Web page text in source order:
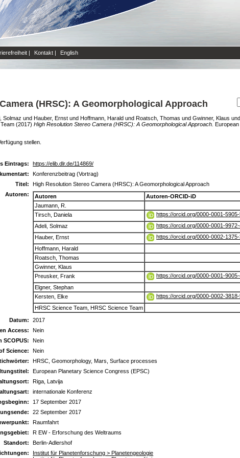
| Kontakt | English
(HRSC): A Geomorphological Approach
Solmaz und Hauber, Ernst und Hoffmann, Harald und Roatsch, Thomas und Gwinner, Klaus und
(2017) High Resolution Stereo Camera (HRSC): A Geomorphological Approach.
stellen.
Eintrags:
https://elib.dlr.de/114869/
Konferenzbeitrag (Vortrag)
Titel:
High Resolution Stereo Camera (HRSC): A Geomorphological Approach
Autoren:
Autoren
Autoren-ORCID-iD
Jaumann, R.
Tirsch, Daniela
https://orcid.org/0000-0001-
Adeli, Solmaz
https://orcid.org/0000-0001-
Hauber, Ernst
https://orcid.org/0000-0002-
Hoffmann, Harald
Roatsch, Thomas
Gwinner, Klaus
Preusker, Frank
https://orcid.org/0000-0001-
Elgner, Stephan
Kersten, Elke
https://orcid.org/0000-0002-
HRSC Science Team, HRSC Science Team
Datum:
2017
Access:
Nein
SCOPUS:
Nein
Science:
Nein
HRSC, Geomorphology, Mars, Surface processes
European Planetary Science Congress (EPSC)
Riga, Latvija
internationale Konferenz
17 September 2017
22 September 2017
Raumfahrt
R EW - Erforschung des Weltraums
Standort:
Berlin-Adlershof
Institut für Planetenforschung > Planetengeologie